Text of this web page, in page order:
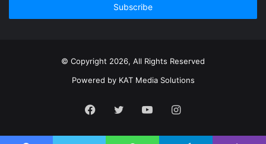
© Copyright 2026, All Rights Reserved
Powered by KAT Media Solutions
Facebook
TwitterYouTubeInstagram